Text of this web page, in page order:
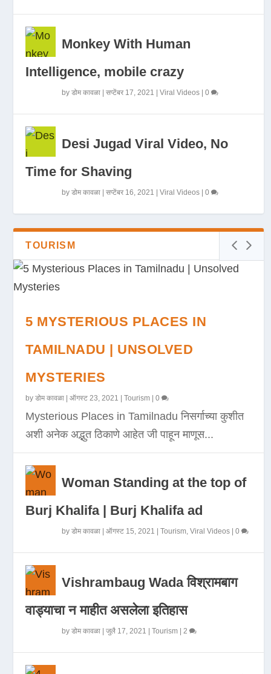
Monkey With Human
Intelligence, mobile crazy
byडोम कावळा |सप्टेंबर 17, 2021 |Viral Videos |0
Desi Jugad Viral Video, No
Time for Shaving
byडोम कावळा |सप्टेंबर 16, 2021 |Viral Videos |0
TOURISM
5 MYSTERIOUS PLACES IN
TAMILNADU | UNSOLVED
MYSTERIES
byडोम कावळा |ऑगस्ट 23, 2021 |Tourism |0
Mysterious Places in Tamilnadu निसर्गाच्या कुशीत
अशी अनेक अद्भुत ठिकाणे आहेत जी पाहून माणूस...
Woman Standing at the top of
Burj Khalifa | Burj Khalifa ad
byडोम कावळा |ऑगस्ट 15, 2021 |Tourism,Viral Videos |0
Vishrambaug Wada विश्रामबाग
वाड्याचा न माहीत असलेला इतिहास
byडोम कावळा |जुलै 17, 2021 |Tourism |2